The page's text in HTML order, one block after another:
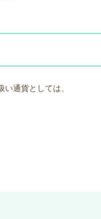
通貨としては、